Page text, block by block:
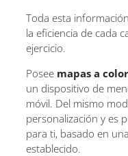
Toda esta
la eficiencia de cada
ejercicio.
Posee mapas a color
un dispositivo de
móvil. Del mismo
personalización y es
para ti, basado en
establecido.